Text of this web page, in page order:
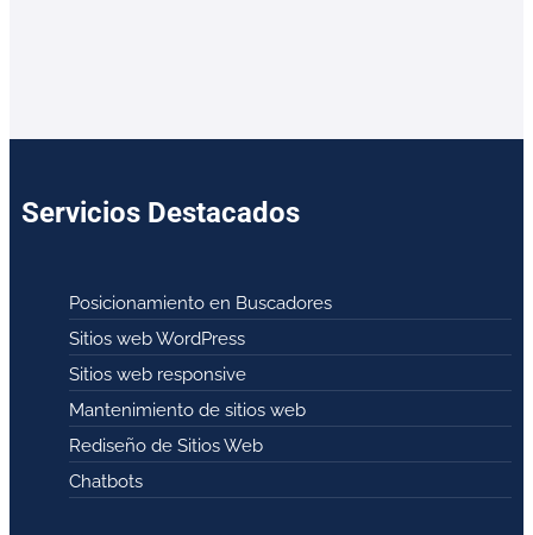
Servicios Destacados
Posicionamiento en Buscadores
Sitios web WordPress
Sitios web responsive
Mantenimiento de sitios web
Rediseño de Sitios Web
Chatbots